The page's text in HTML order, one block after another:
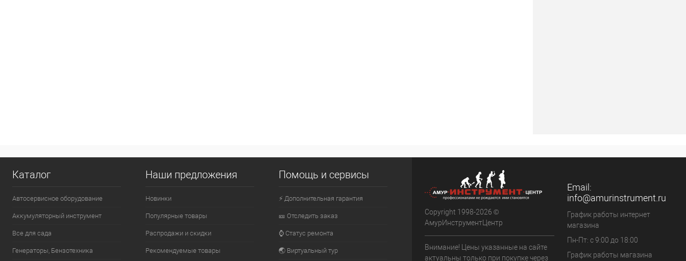
Каталог
Автосервисное оборудование
Аккумуляторный инструмент
Все для сада
Генераторы, Бензотехника
Наши предложения
Новинки
Популярные товары
Распродажи и скидки
Рекомендуемые товары
Помощь и сервисы
⚡ Дополнительная гарантия
🎫 Отследить заказ
⌚ Статус ремонта
🌏 Виртуальный тур
Copyright 1998-2026 ©
АмурИнструментЦентр
Внимание! Цены указанные на сайте
актуальны только при покупке через
Email:
info@amurinstrument.ru
График работы интернет
магазина
Пн-Пт: с 9:00 до 18:00
График работы магазина